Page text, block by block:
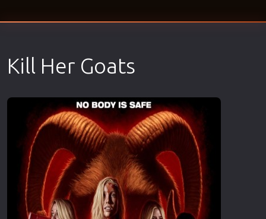
Δράσης
Επιβίωσης
Επιστημονικής Φαντασίας
Εποχής
Ερωτικές
Ευρωπαικός Κινηματογράφος
Θρησκευτικές
Θρίλερ
Kill Her Goats